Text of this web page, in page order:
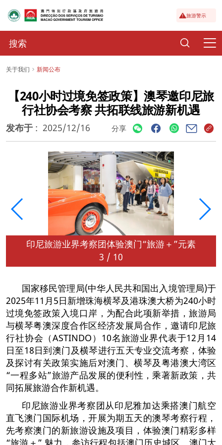
旅游警示
关于我们 新闻公布
【240小时过境免签政策】澳琴邀印尼旅
行社协会考察 共拓联线旅游新机遇
发布于 : 2025/12/16 分享
印尼旅游业界考察团体验澳门“旅游＋”元素
3 / 10
国家移民管理局(中华人民共和国出入境管理局)于
2025年11月5日新增珠海横琴及港珠澳大桥为240小时
过境免签政策入境口岸，为配合此项新举措，旅游局
与横琴粤澳深度合作区经济发展局合作，邀请印尼旅
行社协会（ASTINDO）10名旅游业界代表于12月14
日至18日到澳门及横琴进行五天专业交流考察，体验
及探讨有关政策实施后对澳门、横琴及粤港澳大湾区
“一程多站”旅游产品发展的便利性，乘著新政策，共
同拓展旅游合作新机遇。
印尼旅游业界考察团从印尼雅加达乘搭澳门航空
直飞澳门国际机场，开展为期五天的澳琴考察行程，
先考察澳门的新旅游设施及项目，体验澳门精彩多样
“旅游＋” 魅力，参访行程包括澳门历史城区、澳门大